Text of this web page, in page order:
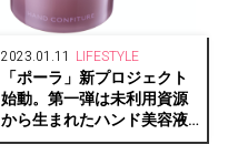
2023.01.11 LIFESTYLE
「ポーラ」新プロジェクト
始動。第一弾は未利用資源
から生まれたハンド美容液
「ハンドコンフィチュー